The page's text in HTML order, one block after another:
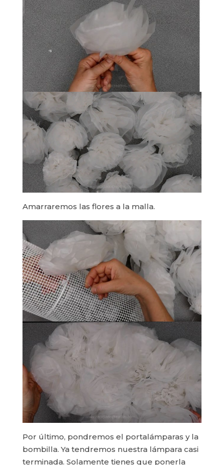
Amarraremos las flores a la malla.
Por último, pondremos el portalámparas y la
bombilla. Ya tendremos nuestra lámpara casi
terminada. Solamente tienes que ponerla